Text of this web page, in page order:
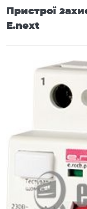
Низьковольтне
Генератори,
LED Освітлення
Прилади опалення
Альтернативна
Пристрої
E.next